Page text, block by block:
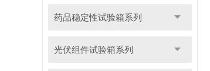
药品稳定性试验箱系列
光伏组件试验箱系列